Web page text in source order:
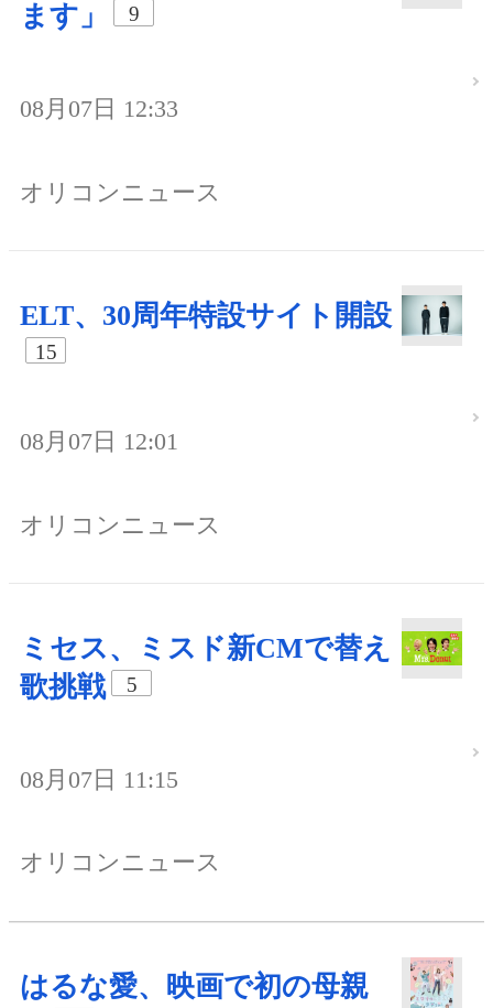
ます」 9
08月07日 12:33
オリコンニュース
ELT、30周年特設サイト開設
15
08月07日 12:01
オリコンニュース
ミセス、ミスド新CMで替え
歌挑戦
5
08月07日 11:15
オリコンニュース
はるな愛、映画で初の母親